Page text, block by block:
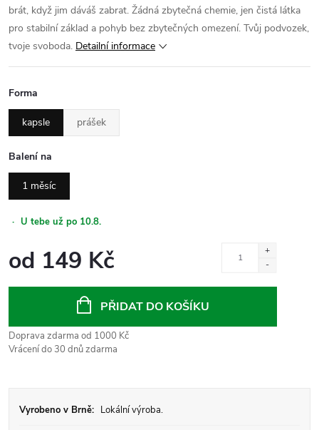
brát, když jim dáváš zabrat. Žádná zbytečná chemie, jen čistá látka
pro stabilní základ a pohyb bez zbytečných omezení. Tvůj podvozek,
tvoje svoboda. Detailní informace
Forma
kapsle prášek
Balení na
1 měsíc
· U tebe už po 10.8.
od 149 Kč
PŘIDAT DO KOŠÍKU
Doprava zdarma od 1000 Kč
Vrácení do 30 dnů zdarma
Vyrobeno v Brně: Lokální výroba.